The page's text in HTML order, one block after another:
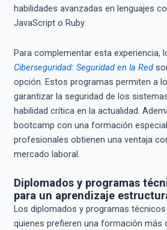
habilidades avanzadas en lenguajes
JavaScript o Ruby.
Para complementar esta experiencia,
Ciberseguridad: Seguridad en la Red
opción. Estos programas permiten a
garantizar la seguridad de los
habilidad crítica en la actualidad.
bootcamp con una formación
profesionales obtienen una ventaja
mercado laboral.
Diplomados y programas
para un aprendizaje
Los diplomados y programas
quienes prefieren una formación más